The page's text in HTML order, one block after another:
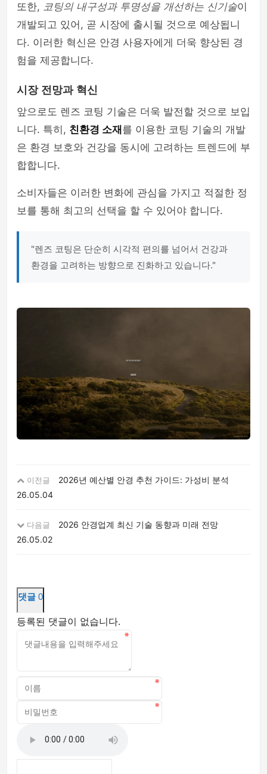
또한, 코팅의 내구성과 투명성을 개선하는 신기술이
개발되고 있어, 곧 시장에 출시될 것으로 예상됩니
다. 이러한 혁신은 안경 사용자에게 더욱 향상된 경
험을 제공합니다.
시장 전망과 혁신
앞으로도 렌즈 코팅 기술은 더욱 발전할 것으로 보입
니다. 특히, 친환경 소재 를 이용한 코팅 기술의 개발
은 환경 보호와 건강을 동시에 고려하는 트렌드에 부
합합니다.
소비자들은 이러한 변화에 관심을 가지고 적절한 정
보를 통해 최고의 선택을 할 수 있어야 합니다.
"렌즈 코팅은 단순히 시각적 편의를 넘어서 건강과
환경을 고려하는 방향으로 진화하고 있습니다."
이전글
2026년 예산별 안경 추천 가이드: 가성비 분석
26.05.04
다음글
2026 안경업계 최신 기술 동향과 미래 전망
26.05.02
댓글 0
등록된 댓글이 없습니다.